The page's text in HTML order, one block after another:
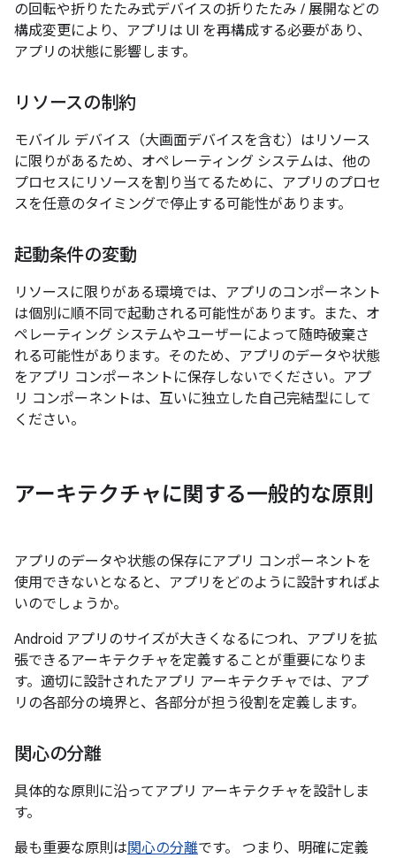
の回転や折りたたみ式デバイスの折りたたみ / 展開などの
構成変更により、アプリは UI を再構成する必要があり、
アプリの状態に影響します。
リソースの制約
モバイル デバイス（大画面デバイスを含む）はリソース
に限りがあるため、オペレーティング システムは、他の
プロセスにリソースを割り当てるために、アプリのプロセ
スを任意のタイミングで停止する可能性があります。
起動条件の変動
リソースに限りがある環境では、アプリのコンポーネント
は個別に順不同で起動される可能性があります。また、オ
ペレーティング システムやユーザーによって随時破棄さ
れる可能性があります。そのため、アプリのデータや状態
をアプリ コンポーネントに保存しないでください。アプ
リ コンポーネントは、互いに独立した自己完結型にして
ください。
アーキテクチャに関する一般的な原則
アプリのデータや状態の保存にアプリ コンポーネントを
使用できないとなると、アプリをどのように設計すればよ
いのでしょうか。
Android アプリのサイズが大きくなるにつれ、アプリを拡
張できるアーキテクチャを定義することが重要になりま
す。適切に設計されたアプリ アーキテクチャでは、アプ
リの各部分の境界と、各部分が担う役割を定義します。
関心の分離
具体的な原則に沿ってアプリ アーキテクチャを設計しま
す。
最も重要な原則は関心の分離です。 つまり、明確に定義